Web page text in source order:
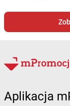
Aplikacja